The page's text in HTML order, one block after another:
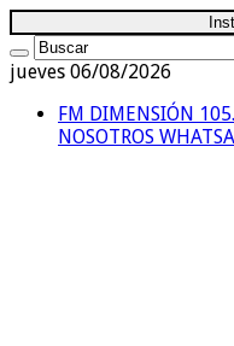
jueves 06/08/2026
FM DIMENSIÓN
NOSOTROS